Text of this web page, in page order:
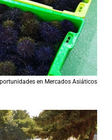
en Mercados Asiáticos